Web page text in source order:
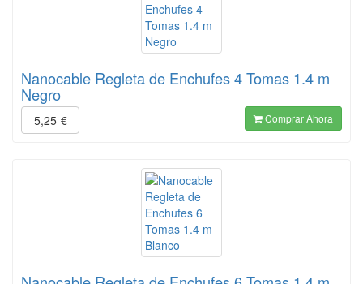
Nanocable Regleta de Enchufes 4 Tomas 1.4 m
Negro
5,25 € Comprar Ahora